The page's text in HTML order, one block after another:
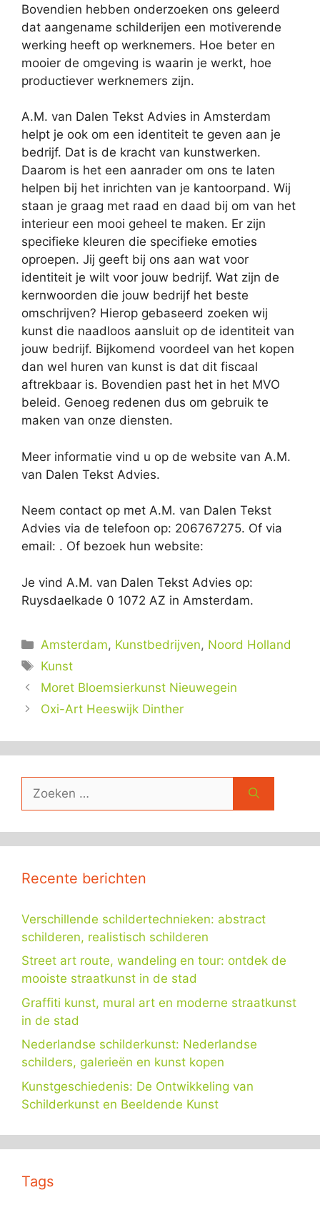
Bovendien hebben onderzoeken ons geleerd
dat aangename schilderijen een motiverende
werking heeft op werknemers. Hoe beter en
mooier de omgeving is waarin je werkt, hoe
productiever werknemers zijn.
A.M. van Dalen Tekst Advies in Amsterdam
helpt je ook om een identiteit te geven aan je
bedrijf. Dat is de kracht van kunstwerken.
Daarom is het een aanrader om ons te laten
helpen bij het inrichten van je kantoorpand. Wij
staan je graag met raad en daad bij om van het
interieur een mooi geheel te maken. Er zijn
specifieke kleuren die specifieke emoties
oproepen. Jij geeft bij ons aan wat voor
identiteit je wilt voor jouw bedrijf. Wat zijn de
kernwoorden die jouw bedrijf het beste
omschrijven? Hierop gebaseerd zoeken wij
kunst die naadloos aansluit op de identiteit van
jouw bedrijf. Bijkomend voordeel van het kopen
dan wel huren van kunst is dat dit fiscaal
aftrekbaar is. Bovendien past het in het MVO
beleid. Genoeg redenen dus om gebruik te
maken van onze diensten.
Meer informatie vind u op de website van A.M.
van Dalen Tekst Advies.
Neem contact op met A.M. van Dalen Tekst
Advies via de telefoon op: 206767275. Of via
email: . Of bezoek hun website:
Je vind A.M. van Dalen Tekst Advies op:
Ruysdaelkade 0 1072 AZ in Amsterdam.
Categorieën
Amsterdam, Kunstbedrijven, Noord Holland
Tags
Kunst
Moret Bloemsierkunst Nieuwegein
Oxi-Art Heeswijk Dinther
naar:
Recente berichten
Verschillende schildertechnieken: abstract
schilderen, realistisch schilderen
Street art route, wandeling en tour: ontdek de
mooiste straatkunst in de stad
Graffiti kunst, mural art en moderne straatkunst
in de stad
Nederlandse schilderkunst: Nederlandse
schilders, galerieën en kunst kopen
Kunstgeschiedenis: De Ontwikkeling van
Schilderkunst en Beeldende Kunst
Tags